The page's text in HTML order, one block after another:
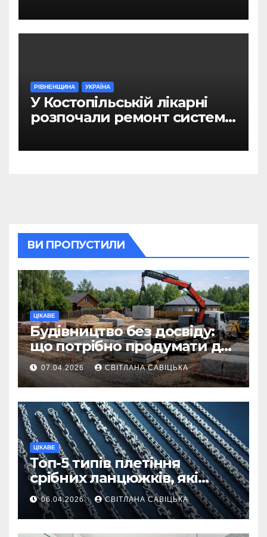
РІВНЕНЩИНА УКРАЇНА
У Костопільській лікарні
розпочали ремонт системи
ВИ ПРОПУСТИЛИ
ЦІКАВЕ
Будівництво без досвіду:
що потрібно продумати до
першої доставки на
ділянку
07.04.2026 СВІТЛАНА САВІЦЬКА
ЦІКАВЕ
Топ-5 типів плетіння
срібних ланцюжків, які
вважаються
найнадійнішими
06.04.2026 СВІТЛАНА САВІЦЬКА